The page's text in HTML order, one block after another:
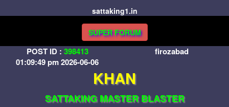
sattaking1.in
SUPER FORUM
POST ID : 398413
01:09:49 pm 2026-06-06
firozabad
KHAN
SATTAKING MASTER BLASTER